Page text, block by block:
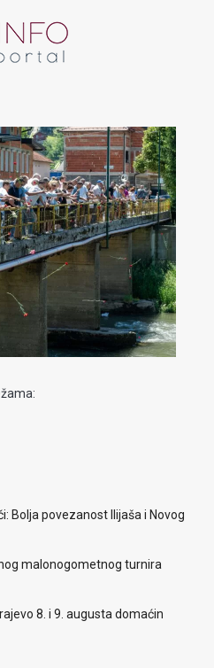
Bolja povezanost Ilijaša i Novog
malonogometnog turnira
8. i 9. augusta domaćin